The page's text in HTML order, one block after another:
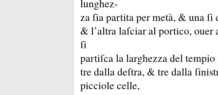
lunghez-
za ſia partita per metà, & una ſi
& l’altra laſciar al portico,
ſi
partiſca la larghezza del
tre dalla deſtra, & tre dalla
picciole celle,